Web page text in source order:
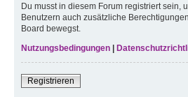
Du musst in diesem Forum registriert
Benutzern auch zusätzliche
Board bewegst.
Nutzungsbedingungen |
Registrieren